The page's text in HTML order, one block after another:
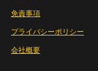
免責事項
プライバシーポリシー
会社概要